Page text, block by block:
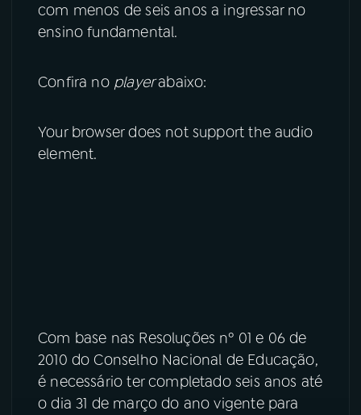
Facebook
com menos de seis anos a ingressar no
ensino fundamental.
Confira no playerabaixo:
Your browser does not support the audio
element.
Com base nas Resoluções nº 01 e 06 de
2010 do Conselho Nacional de Educação,
é necessário ter completado seis anos até
o dia 31 de março do ano vigente para